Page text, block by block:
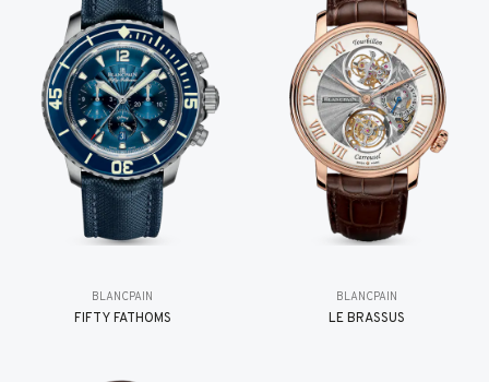
BLANCPAIN
FIFTY FATHOMS
BLANCPAIN
LE BRASSUS